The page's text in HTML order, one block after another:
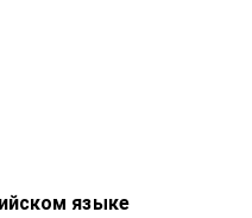
языке